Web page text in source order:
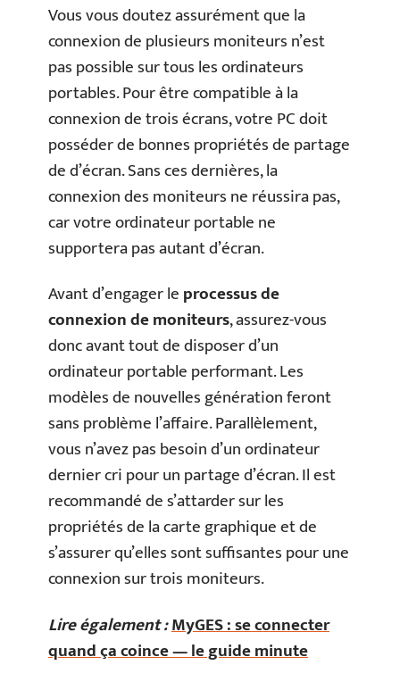
Vous vous doutez assurément que la
connexion de plusieurs moniteurs n’est
pas possible sur tous les ordinateurs
portables. Pour être compatible à la
connexion de trois écrans, votre PC doit
posséder de bonnes propriétés de partage
de d’écran. Sans ces dernières, la
connexion des moniteurs ne réussira pas,
car votre ordinateur portable ne
supportera pas autant d’écran.
Avant d’engager leprocessus de
connexion de moniteurs, assurez-vous
donc avant tout de disposer d’un
ordinateur portable performant. Les
modèles de nouvelles génération feront
sans problème l’affaire. Parallèlement,
vous n’avez pas besoin d’un ordinateur
dernier cri pour un partage d’écran. Il est
recommandé de s’attarder sur les
propriétés de la carte graphique et de
s’assurer qu’elles sont suffisantes pour une
connexion sur trois moniteurs.
Lire également :MyGES : se connecter
quand ça coince — le guide minute